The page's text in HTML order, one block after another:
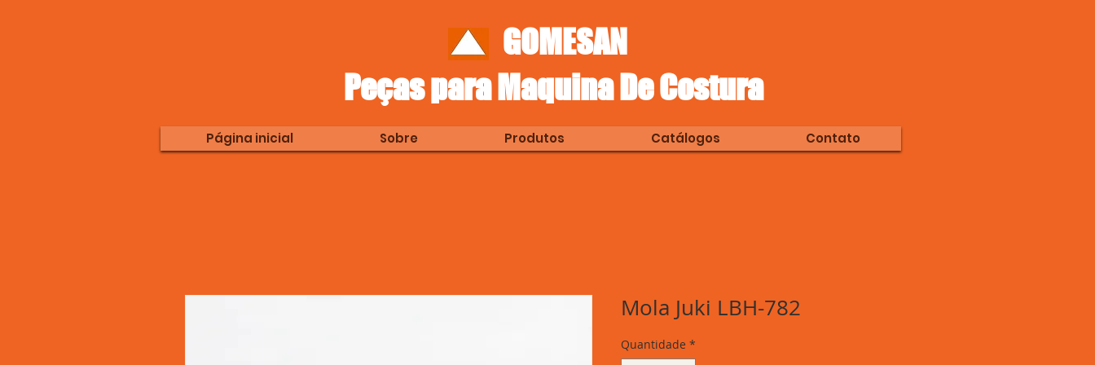
GOMESAN
Peças para Maquina De Costura
Página inicial Sobre Produtos Catálogos Contato
Mola Juki LBH-782
Quantidade *